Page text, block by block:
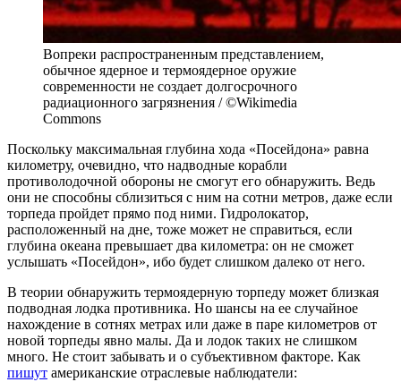
Вопреки распространенным представлением,
обычное ядерное и термоядерное оружие
современности не создает долгосрочного
радиационного загрязнения / ©Wikimedia
Commons
Поскольку максимальная глубина хода «Посейдона» равна
километру, очевидно, что надводные корабли
противолодочной обороны не смогут его обнаружить. Ведь
они не способны сблизиться с ним на сотни метров, даже если
торпеда пройдет прямо под ними. Гидролокатор,
расположенный на дне, тоже может не справиться, если
глубина океана превышает два километра: он не сможет
услышать «Посейдон», ибо будет слишком далеко от него.
В теории обнаружить термоядерную торпеду может близкая
подводная лодка противника. Но шансы на ее случайное
нахождение в сотнях метрах или даже в паре километров от
новой торпеды явно малы. Да и лодок таких не слишком
много. Не стоит забывать и о субъективном факторе. Как
пишут американские отраслевые наблюдатели: